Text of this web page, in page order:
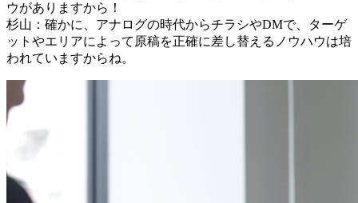
ウがありますから！
杉山：確かに、アナログの時代からチラシやDMで、ターゲ
ットやエリアによって原稿を正確に差し替えるノウハウは培
われていますからね。